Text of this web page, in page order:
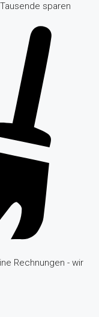
sparen
Rechnungen - wir